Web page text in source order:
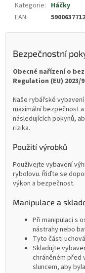
Kategorie: Háčky
EAN:
Bezpečnostní
Obecné nařízení o
Regulation (EU) 2023/
Naše rybářské
maximální bezpečnost
následujících pokynů,
rizika.
Použití výrobků
Používejte vybavení
rybolovu. Řiďte se
výkon a bezpečnost.
Manipulace a
Při manipulaci s
nástrahy nebo
Tyto části
Skladujte
chráněném před
sluncem, aby